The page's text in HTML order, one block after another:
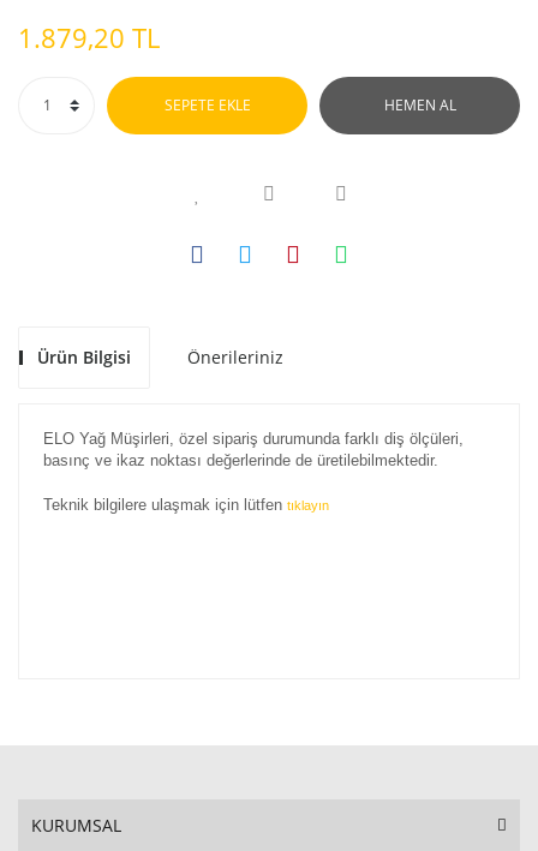
1.879,20 TL
SEPETE EKLE HEMEN AL
Ürün Bilgisi Önerileriniz
ELO Yağ Müşirleri, özel sipariş durumunda farklı diş ölçüleri,
basınç ve ikaz noktası değerlerinde de üretilebilmektedir.
Teknik bilgilere ulaşmak için lütfen tıklayın
KURUMSAL